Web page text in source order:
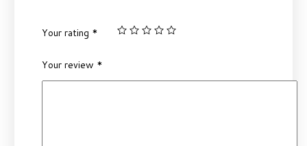
Your rating *
Your review *